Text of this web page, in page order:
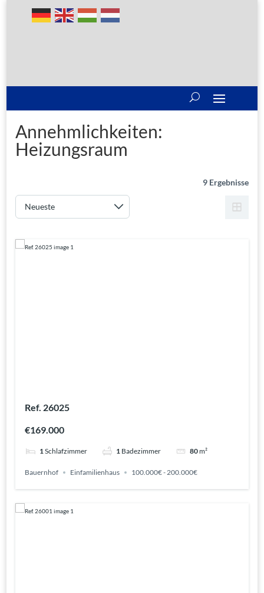
Annehmlichkeiten:
Heizungsraum
9 Ergebnisse
Ref. 26025
€169.000
1Schlafzimmer 1 Badezimmer 80m²
Bauernhof Einfamilienhaus 100.000€ - 200.000€